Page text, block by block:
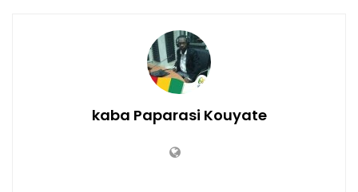
kaba Paparasi Kouyate